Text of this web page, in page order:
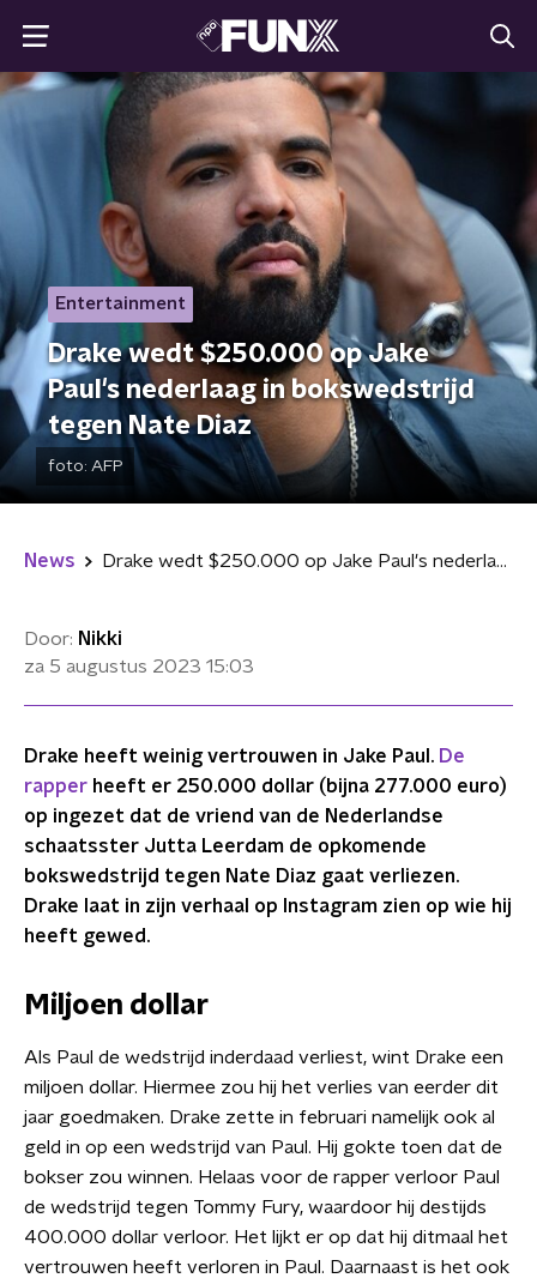
Entertainment
Drake wedt $250.000 op Jake
Paul's nederlaag in bokswedstrijd
tegen Nate Diaz
foto: AFP
News Drake wedt $250.000 op Jake Paul's nederlaag in bokswedstrijd tegen Nate Diaz
Door: Nikki
za 5 augustus 2023 15:03
Drake heeft weinig vertrouwen in Jake Paul. De
rapper heeft er 250.000 dollar (bijna 277.000 euro)
op ingezet dat de vriend van de Nederlandse
schaatsster Jutta Leerdam de opkomende
bokswedstrijd tegen Nate Diaz gaat verliezen.
Drake laat in zijn verhaal op Instagram zien op wie hij
heeft gewed.
Miljoen dollar
Als Paul de wedstrijd inderdaad verliest, wint Drake een
miljoen dollar. Hiermee zou hij het verlies van eerder dit
jaar goedmaken. Drake zette in februari namelijk ook al
geld in op een wedstrijd van Paul. Hij gokte toen dat de
bokser zou winnen. Helaas voor de rapper verloor Paul
de wedstrijd tegen Tommy Fury, waardoor hij destijds
400.000 dollar verloor. Het lijkt er op dat hij ditmaal het
vertrouwen heeft verloren in Paul. Daarnaast is het ook